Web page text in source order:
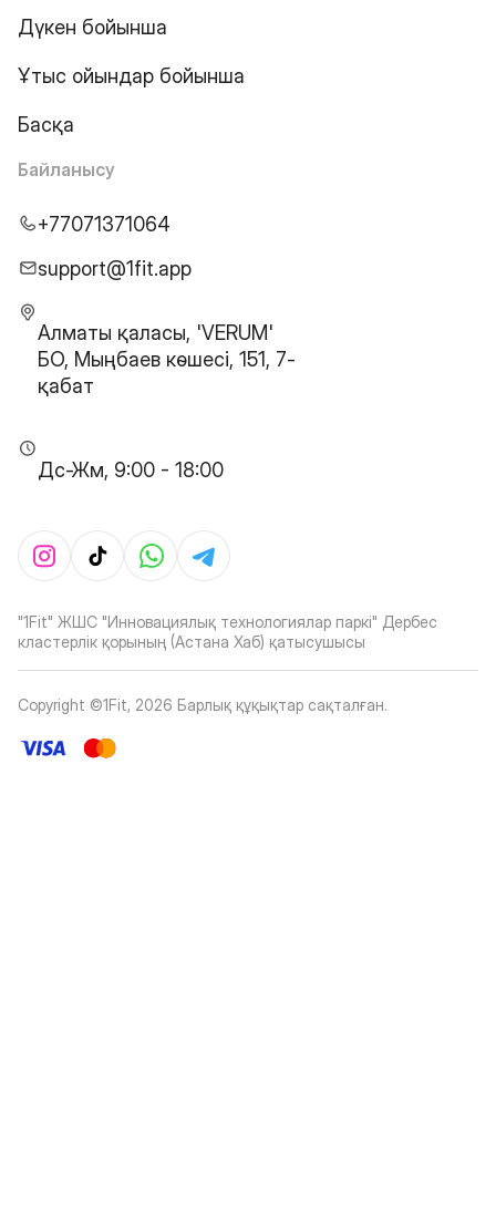
Дүкен бойынша
Ұтыс ойындар бойынша
Басқа
Байланысу
+77071371064
support@1fit.app
Алматы қаласы, 'VERUM'
БО, Мыңбаев көшесі, 151, 7-
қабат
Дс-Жм, 9:00 - 18:00
"1Fit" ЖШС "Инновациялық технологиялар паркі" Дербес
кластерлік қорының (Астана Хаб) қатысушысы
Copyright ©1Fit, 2026 Барлық құқықтар сақталған.